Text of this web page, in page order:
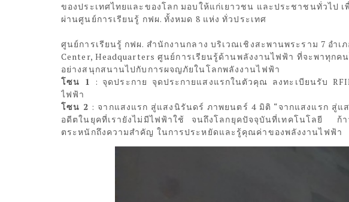
ของประเทศไทยและของโลก มอบให้แก่เยาวชน และประชาชนทั่วไป
ผ่านศูนย์การเรียนรู้ กฟผ. ทั้งหมด 8 แห่ง ทั่วประเทศ
ศูนย์การเรียนรู้ กฟผ. สำนักงานกลาง บริเวณเชิงสะพานพระราม 7 อำ
Center, Headquarters ศูนย์การเรียนรู้ด้านพลังงานไฟฟ้า ที่จะพาทุก
อย่างสนุกสนานไปกับการผจญภัยในโลกพลังงานไฟฟ้า
โซน 1 : จุดประกาย จุดประกายแสงแรกในตัวคุณ ลงทะเบียนรับ
ไฟฟ้า
โซน 2 : จากแสงแรก สู่แสงนิรันดร์ ภาพยนตร์ 4 มิติ “จากแสงแรก สู่
อดีตในยุคที่เรายังไม่มีไฟฟ้าใช้ จนถึงโลกยุคปัจจุบันที่เทคโนโลยี ก้
ตระหนักถึงความสำคัญ ในการประหยัดและรู้คุณค่าของพลังงานไฟฟ้า